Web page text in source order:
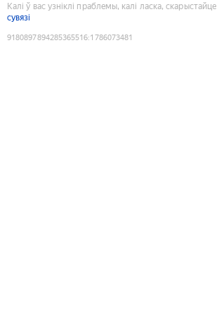
Калі ў вас узніклі праблемы, калі ласка, скарыстайце
сувязі
9180897894285365516:1786073481